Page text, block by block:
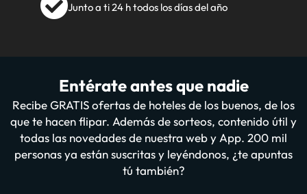
Junto a ti 24 h todos los días del año
Entérate antes que nadie
Recibe GRATIS ofertas de hoteles de los buenos, de los
que te hacen flipar. Además de sorteos, contenido útil y
todas las novedades de nuestra web y App. 200 mil
personas ya están suscritas y leyéndonos, ¿te apuntas
tú también?